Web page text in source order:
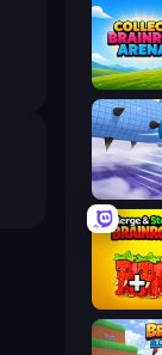
Collect
Merge